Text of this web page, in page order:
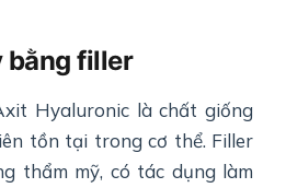
bằng filler
Hyaluronic là chất giống
tồn tại trong cơ thể. Filler
thẩm mỹ, có tác dụng làm